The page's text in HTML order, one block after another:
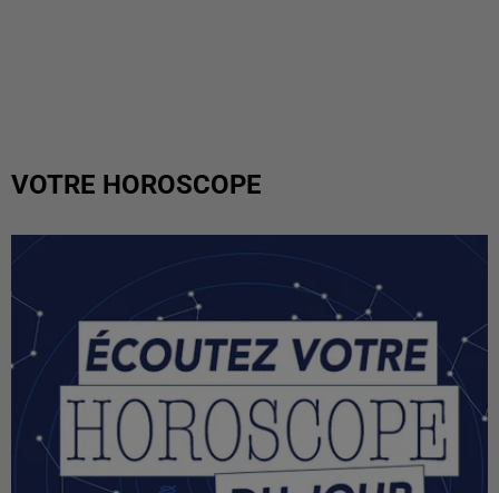
VOTRE HOROSCOPE